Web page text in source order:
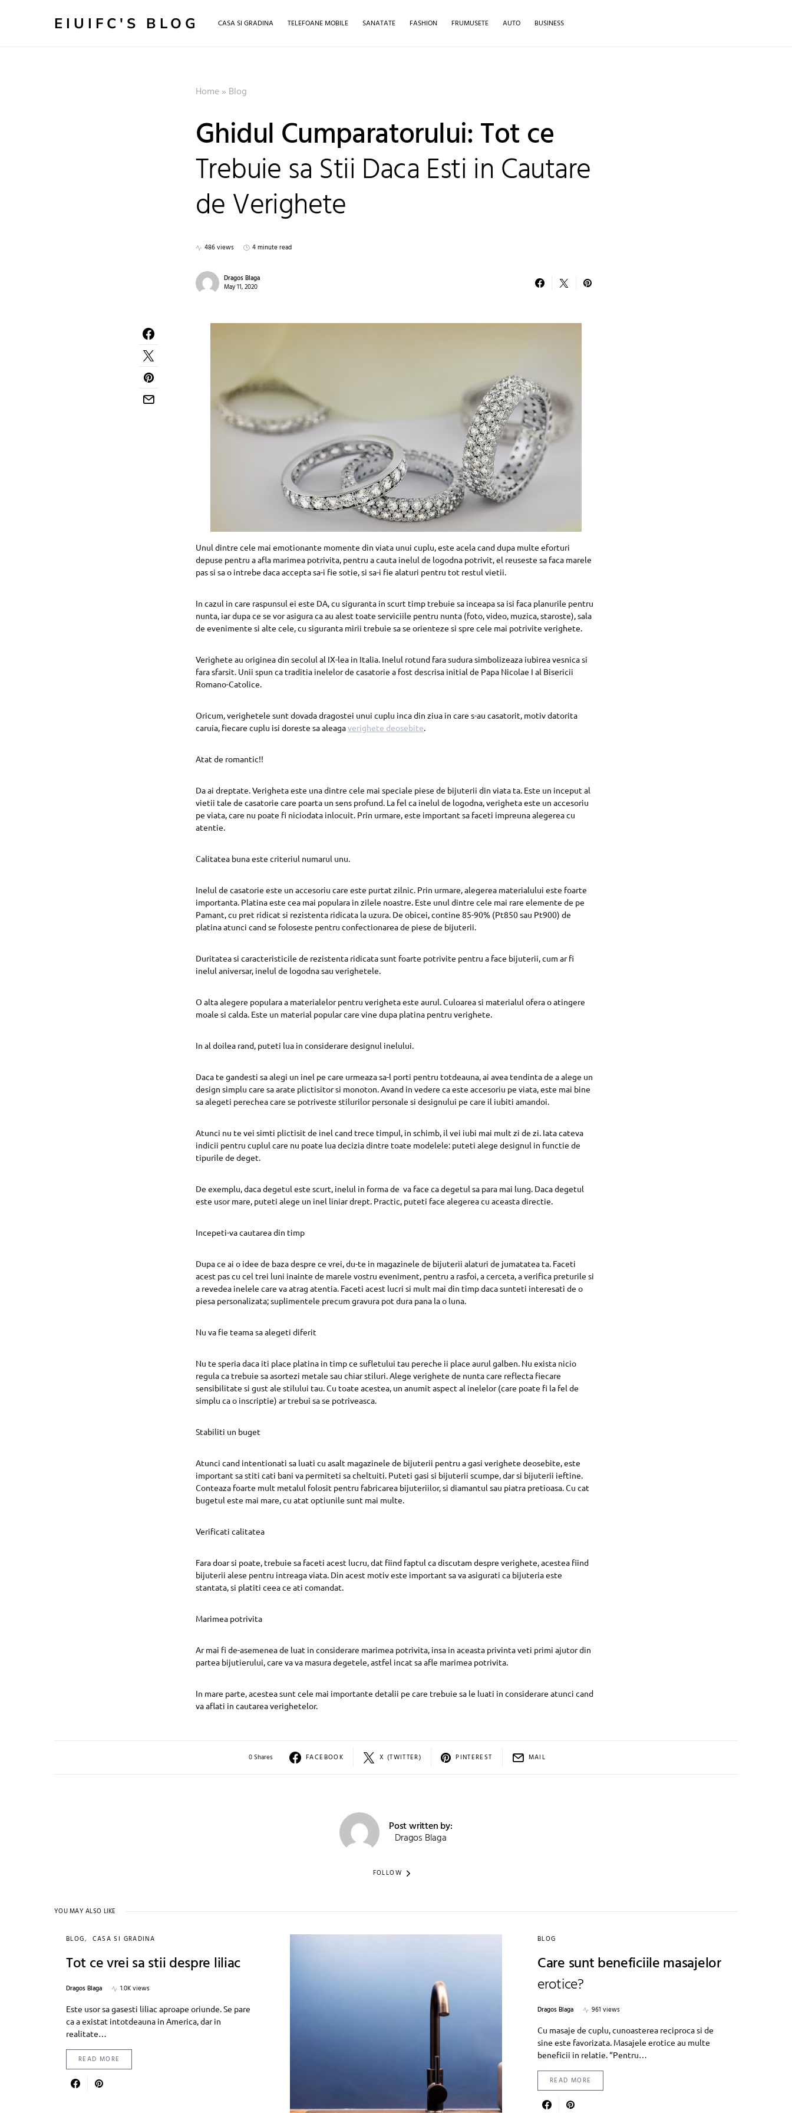
EIUIFC'S BLOG CASA SI GRADINA TELEFOANE MOBILE SANATATE FASHION FRUMUSETE AUTO BUSINESS
Home» Blog
Ghidul Cumparatorului: Tot ce
Trebuie sa Stii Daca Esti in Cautare
de Verighete
486 views 4 minute read
Dragos Blaga
May 11, 2020
Unul dintre cele mai emotionante momente din viata unui cuplu, este acela cand dupa multe eforturi
depuse pentru a afla marimea potrivita, pentru a cauta inelul de logodna potrivit, el reuseste sa faca marele
pas si sa o intrebe daca accepta sa-i fie sotie, si sa-i fie alaturi pentru tot restul vietii.
In cazul in care raspunsul ei este DA, cu siguranta in scurt timp trebuie sa inceapa sa isi faca planurile pentru
nunta, iar dupa ce se vor asigura ca au alest toate serviciile pentru nunta (foto, video, muzica, staroste), sala
de evenimente si alte cele, cu siguranta mirii trebuie sa se orienteze si spre cele mai potrivite verighete.
Verighete au originea din secolul al IX-lea in Italia. Inelul rotund fara sudura simbolizeaza iubirea vesnica si
fara sfarsit. Unii spun ca traditia inelelor de casatorie a fost descrisa initial de Papa Nicolae I al Bisericii
Romano-Catolice.
Oricum, verighetele sunt dovada dragostei unui cuplu inca din ziua in care s-au casatorit, motiv datorita
caruia, fiecare cuplu isi doreste sa aleagaverighete deosebite.
Atat de romantic!!
Da ai dreptate. Verigheta este una dintre cele mai speciale piese de bijuterii din viata ta. Este un inceput al
vietii tale de casatorie care poarta un sens profund. La fel ca inelul de logodna, verigheta este un accesoriu
pe viata, care nu poate fi niciodata inlocuit. Prin urmare, este important sa faceti impreuna alegerea cu
atentie.
Calitatea buna este criteriul numarul unu.
Inelul de casatorie este un accesoriu care este purtat zilnic. Prin urmare, alegerea materialului este foarte
importanta. Platina este cea mai populara in zilele noastre. Este unul dintre cele mai rare elemente de pe
Pamant, cu pret ridicat si rezistenta ridicata la uzura. De obicei, contine 85-90% (Pt850 sau Pt900) de
platina atunci cand se foloseste pentru confectionarea de piese de bijuterii.
Duritatea si caracteristicile de rezistenta ridicata sunt foarte potrivite pentru a face bijuterii, cum ar fi
inelul aniversar, inelul de logodna sau verighetele.
O alta alegere populara a materialelor pentru verigheta este aurul. Culoarea si materialul ofera o atingere
moale si calda. Este un material popular care vine dupa platina pentru verighete.
In al doilea rand, puteti lua in considerare designul inelului.
Daca te gandesti sa alegi un inel pe care urmeaza sa-l porti pentru totdeauna, ai avea tendinta de a alege un
design simplu care sa arate plictisitor si monoton. Avand in vedere ca este accesoriu pe viata, este mai bine
sa alegeti perechea care se potriveste stilurilor personale si designului pe care il iubiti amandoi.
Atunci nu te vei simti plictisit de inel cand trece timpul, in schimb, il vei iubi mai mult zi de zi. Iata cateva
indicii pentru cuplul care nu poate lua decizia dintre toate modelele: puteti alege designul in functie de
tipurile de deget.
De exemplu, daca degetul este scurt, inelul in forma de va face ca degetul sa para mai lung. Daca degetul
este usor mare, puteti alege un inel liniar drept. Practic, puteti face alegerea cu aceasta directie.
Incepeti-va cautarea din timp
Dupa ce ai o idee de baza despre ce vrei, du-te in magazinele de bijuterii alaturi de jumatatea ta. Faceti
acest pas cu cel trei luni inainte de marele vostru eveniment, pentru a rasfoi, a cerceta, a verifica preturile si
a revedea inelele care va atrag atentia. Faceti acest lucri si mult mai din timp daca sunteti interesati de o
piesa personalizata; suplimentele precum gravura pot dura pana la o luna.
Nu va fie teama sa alegeti diferit
Nu te speria daca iti place platina in timp ce sufletului tau pereche ii place aurul galben. Nu exista nicio
regula ca trebuie sa asortezi metale sau chiar stiluri. Alege verighete de nunta care reflecta fiecare
sensibilitate si gust ale stilului tau. Cu toate acestea, un anumit aspect al inelelor (care poate fi la fel de
simplu ca o inscriptie) ar trebui sa se potriveasca.
Stabiliti un buget
Atunci cand intentionati sa luati cu asalt magazinele de bijuterii pentru a gasi verighete deosebite, este
important sa stiti cati bani va permiteti sa cheltuiti. Puteti gasi si bijuterii scumpe, dar si bijuterii ieftine.
Conteaza foarte mult metalul folosit pentru fabricarea bijuteriilor, si diamantul sau piatra pretioasa. Cu cat
bugetul este mai mare, cu atat optiunile sunt mai multe.
Verificati calitatea
Fara doar si poate, trebuie sa faceti acest lucru, dat fiind faptul ca discutam despre verighete, acestea fiind
bijuterii alese pentru intreaga viata. Din acest motiv este important sa va asigurati ca bijuteria este
stantata, si platiti ceea ce ati comandat.
Marimea potrivita
Ar mai fi de-asemenea de luat in considerare marimea potrivita, insa in aceasta privinta veti primi ajutor din
partea bijutierului, care va va masura degetele, astfel incat sa afle marimea potrivita.
In mare parte, acestea sunt cele mai importante detalii pe care trebuie sa le luati in considerare atunci cand
va aflati in cautarea verighetelor.
0 Shares FACEBOOK X (TWITTER) PINTEREST MAIL
Post written by:
Dragos Blaga
FOLLOW
YOU MAY ALSO LIKE
BLOG CASA SI GRADINA
Tot ce vrei sa stii despre liliac
Dragos Blaga
1.0K views
Este usor sa gasesti liliac aproape oriunde. Se pare
ca a existat intotdeauna in America, dar in
realitate…
READ MORE
BLOG
Care sunt beneficiile masajelor
erotice?
Dragos Blaga
961 views
Cu masaje de cuplu, cunoasterea reciproca si de
sine este favorizata. Masajele erotice au multe
beneficii in relatie. “Pentru…
READ MORE